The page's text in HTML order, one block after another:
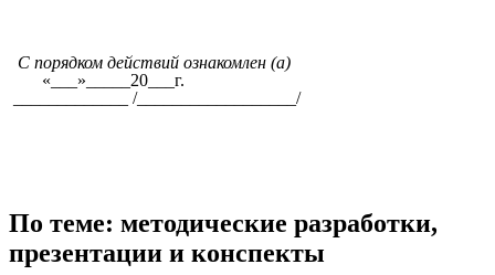
С порядком действий ознакомлен (а)
«___»_____20___г.
_____________ /__________________/
По теме: методические разработки,
презентации и конспекты